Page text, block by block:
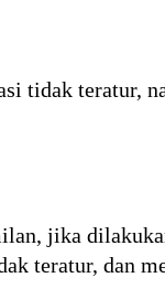
tidak teratur,
jika
teratur, dan